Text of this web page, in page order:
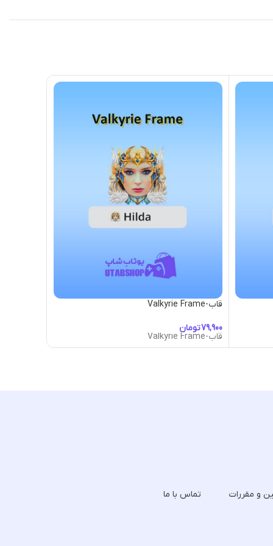
قاب-Valkyrie Frame
تومان
قاب-Valkyrie Frame
و مقررات تماس با ما